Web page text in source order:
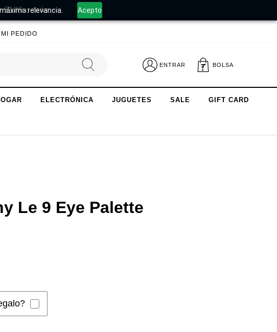
relevancia. Acepto
$149 o más.
PEDIDO
ENTRAR BOLSA
ELECTRÓNICA JUGUETES SALE GIFT CARD
Le 9 Eye Palette